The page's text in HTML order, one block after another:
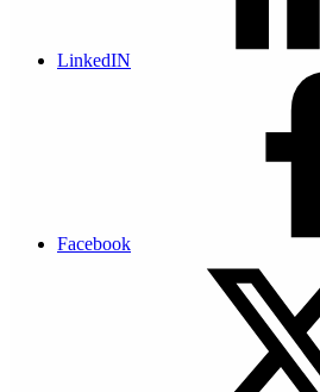
LinkedIN
Facebook
Monaco reconnait officiellement le risque
25 Mai 2018 - Le Règlement pour la
Applicable dans toute l’Europe depuis
encadre la protection des données